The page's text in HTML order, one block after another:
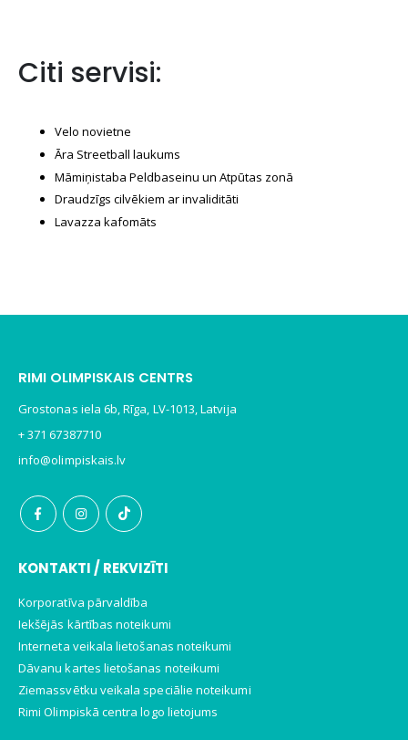
Citi servisi:
Velo novietne
Āra Streetball laukums
Māmiņistaba Peldbaseinu un Atpūtas zonā
Draudzīgs cilvēkiem ar invaliditāti
Lavazza kafomāts
RIMI OLIMPISKAIS CENTRS
Grostonas iela 6b, Rīga, LV-1013, Latvija
+ 371 67387710
info@olimpiskais.lv
KONTAKTI / REKVIZĪTI
Korporatīva pārvaldība
Iekšējās kārtības noteikumi
Interneta veikala lietošanas noteikumi
Dāvanu kartes lietošanas noteikumi
Ziemassvētku veikala speciālie noteikumi
Rimi Olimpiskā centra logo lietojums